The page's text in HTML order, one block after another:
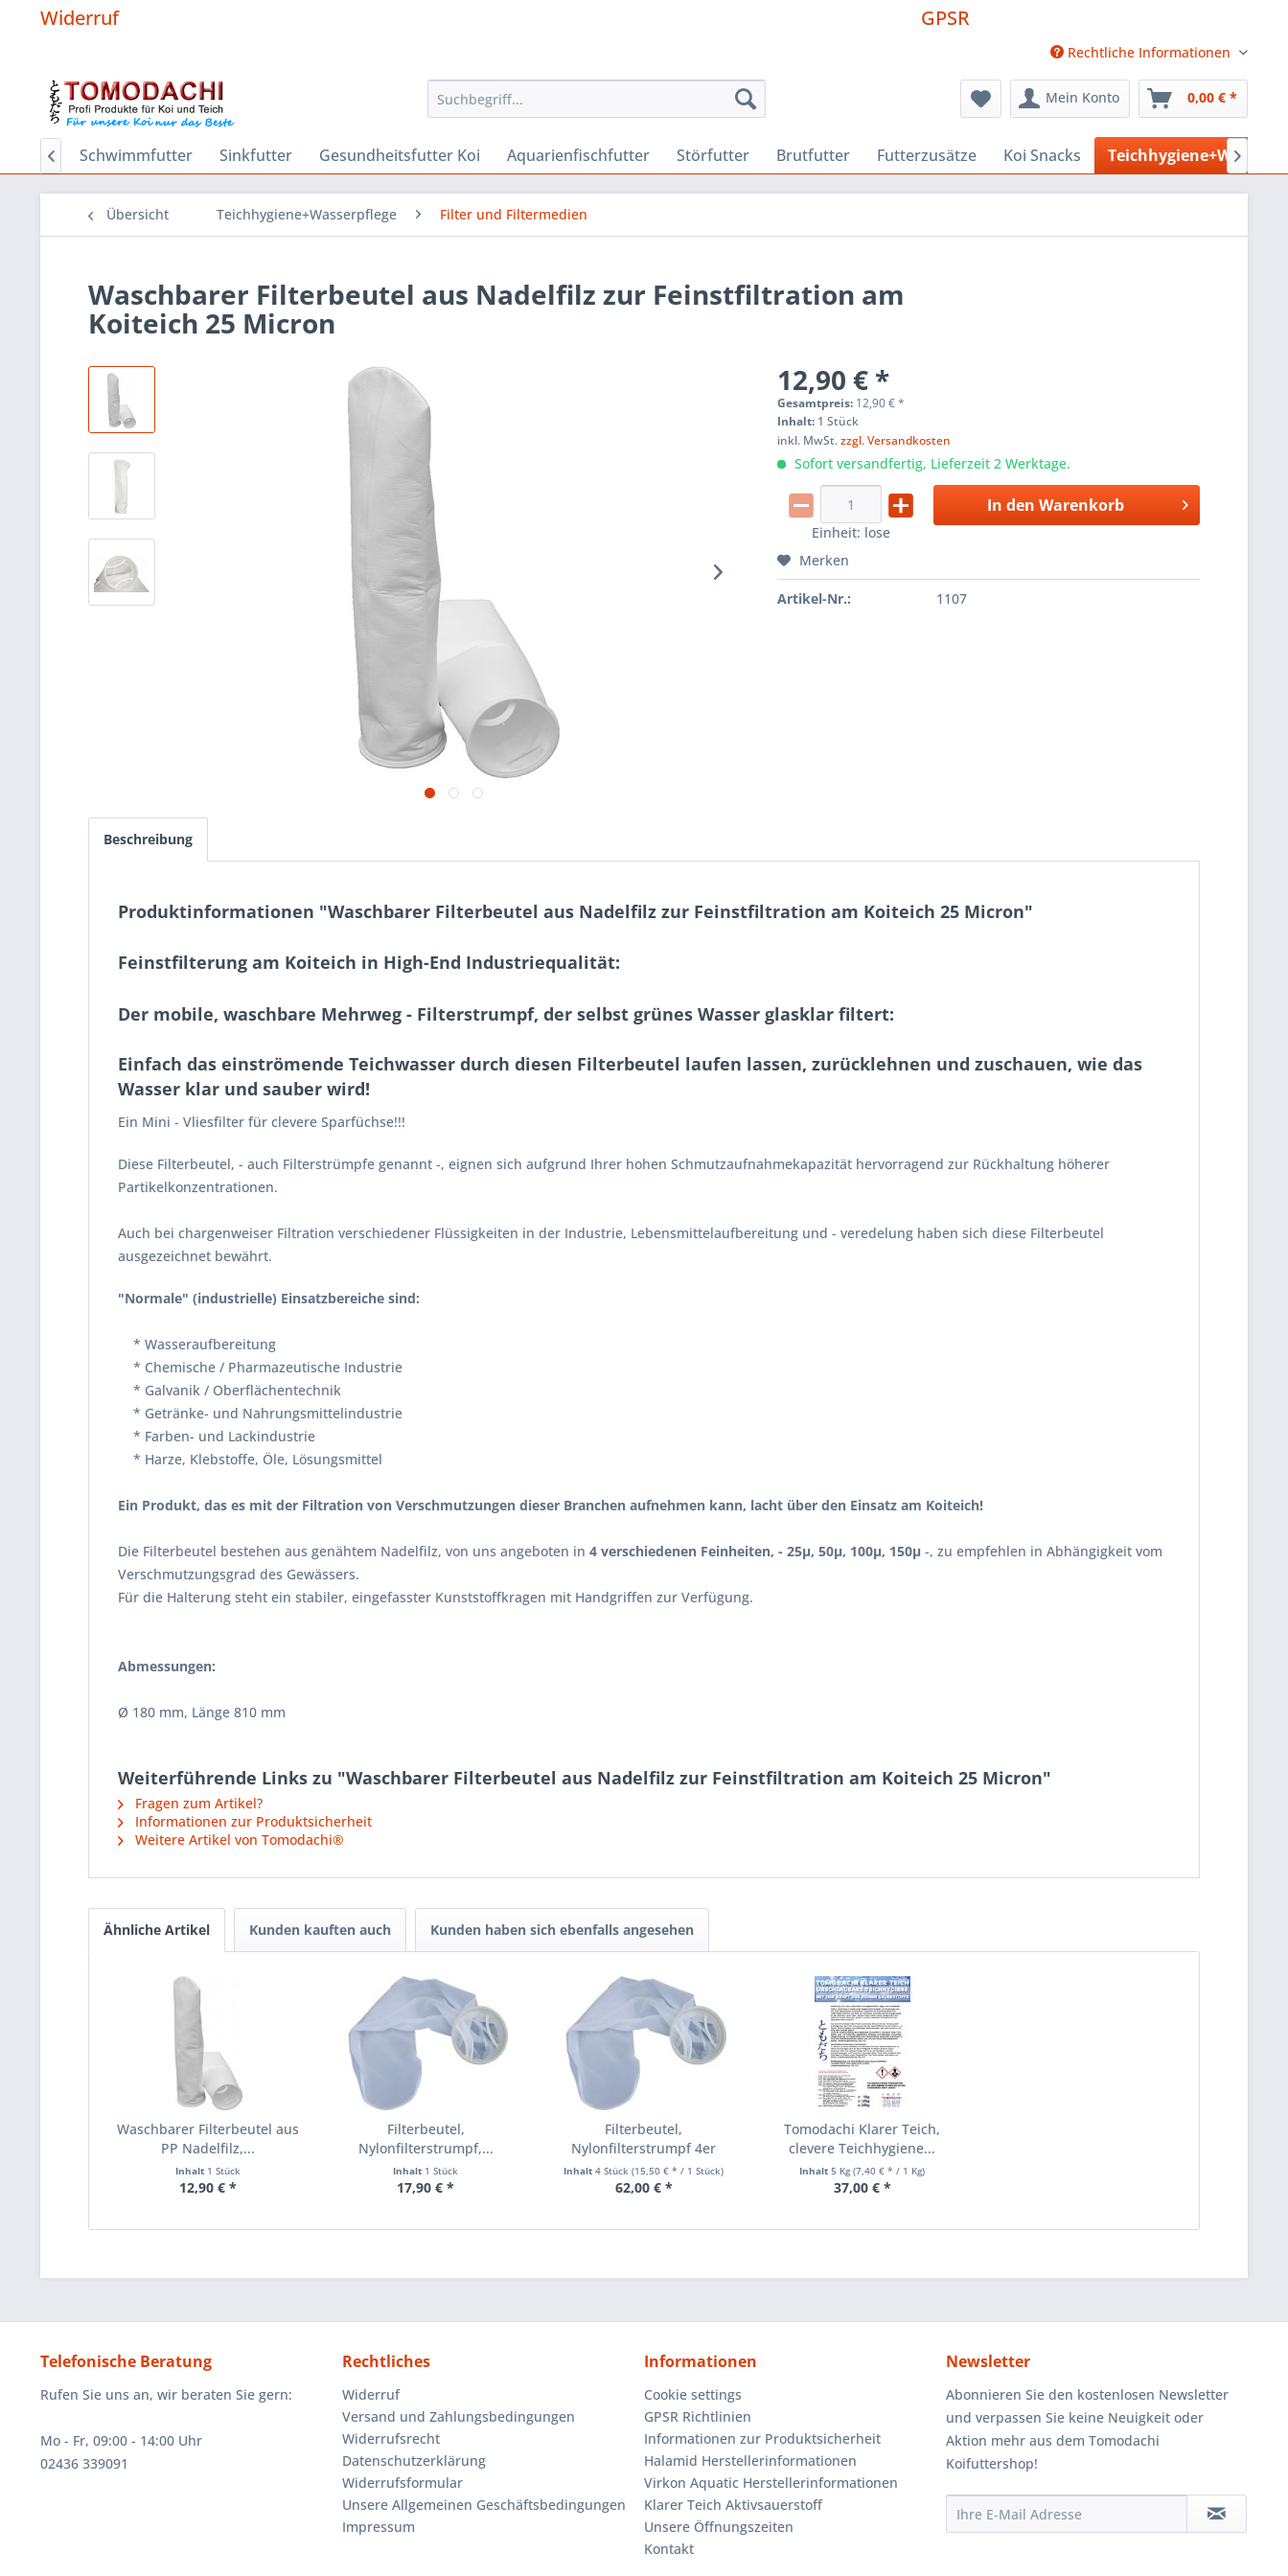
Widerruf GPSR
Rechtliche Informationen
Mein Konto 0,00 € *
Schwimmfutter Sinkfutter Gesundheitsfutter Koi Aquarienfischfutter Störfutter Brutfutter Futterzusätze Koi Snacks
 
Übersicht Teichhygiene+Wasserpflege Filter und Filtermedien
Waschbarer Filterbeutel aus Nadelfilz zur Feinstfiltration am
Koiteich 25 Micron
12,90 € *
Gesamtpreis: 12,90€*
Inhalt: 1 Stück
inkl. MwSt.zzgl. Versandkosten
Sofort versandfertig, Lieferzeit 2 Werktage.
Einheit: lose
In den Warenkorb
Merken
Artikel-Nr.: 1107
Beschreibung
Produktinformationen "Waschbarer Filterbeutel aus Nadelfilz zur Feinstfiltration am Koiteich 25 Micron"
Feinstfilterung am Koiteich in High-End Industriequalität:
Der mobile, waschbare Mehrweg - Filterstrumpf, der selbst grünes Wasser glasklar filtert:
Einfach das einströmende Teichwasser durch diesen Filterbeutel laufen lassen, zurücklehnen und zuschauen, wie das
Wasser klar und sauber wird!
Ein Mini - Vliesfilter für clevere Sparfüchse!!!
Diese Filterbeutel, - auch Filterstrümpfe genannt -, eignen sich aufgrund Ihrer hohen Schmutzaufnahmekapazität hervorragend zur Rückhaltung höherer
Partikelkonzentrationen.
Auch bei chargenweiser Filtration verschiedener Flüssigkeiten in der Industrie, Lebensmittelaufbereitung und - veredelung haben sich diese Filterbeutel
ausgezeichnet bewährt.
"Normale" (industrielle) Einsatzbereiche sind:
* Wasseraufbereitung
* Chemische / Pharmazeutische Industrie
* Galvanik / Oberflächentechnik
* Getränke- und Nahrungsmittelindustrie
* Farben- und Lackindustrie
* Harze, Klebstoffe, Öle, Lösungsmittel
Ein Produkt, das es mit der Filtration von Verschmutzungen dieser Branchen aufnehmen kann, lacht über den Einsatz am Koiteich!
Die Filterbeutel bestehen aus genähtem Nadelfilz, von uns angeboten in 4 verschiedenen Feinheiten, - 25µ, 50µ, 100µ, 150µ -, zu empfehlen in Abhängigkeit vom
Verschmutzungsgrad des Gewässers.
Für die Halterung steht ein stabiler, eingefasster Kunststoffkragen mit Handgriffen zur Verfügung.
Abmessungen:
Ø 180 mm, Länge 810 mm
Weiterführende Links zu "Waschbarer Filterbeutel aus Nadelfilz zur Feinstfiltration am Koiteich 25 Micron"
Fragen zum Artikel?
Informationen zur Produktsicherheit
Weitere Artikel von Tomodachi®
Ähnliche Artikel Kunden kauften auch Kunden haben sich ebenfalls angesehen
Waschbarer Filterbeutel aus
PP Nadelfilz,...
Inhalt 1 Stück
12,90 € *
Filterbeutel,
Nylonfilterstrumpf,...
Inhalt 1 Stück
17,90 € *
Filterbeutel,
Nylonfilterstrumpf 4er
Sparpack ,...
Inhalt4 Stück(15,50 € * / 1 Stück)
62,00 € *
Tomodachi Klarer Teich,
clevere Teichhygiene...
Inhalt5 Kg(7,40 € * / 1 Kg)
37,00 € *
Telefonische Beratung
Rufen Sie uns an, wir beraten Sie gern:
Mo - Fr, 09:00 - 14:00 Uhr
02436 339091
Rechtliches
Widerruf
Versand und Zahlungsbedingungen
Widerrufsrecht
Datenschutzerklärung
Widerrufsformular
Unsere Allgemeinen Geschäftsbedingungen
Impressum
Informationen
Cookie settings
GPSR Richtlinien
Informationen zur Produktsicherheit
Halamid Herstellerinformationen
Virkon Aquatic Herstellerinformationen
Klarer Teich Aktivsauerstoff
Unsere Öffnungszeiten
Kontakt
Newsletter
Abonnieren Sie den kostenlosen Newsletter
und verpassen Sie keine Neuigkeit oder
Aktion mehr aus dem Tomodachi
Koifuttershop!